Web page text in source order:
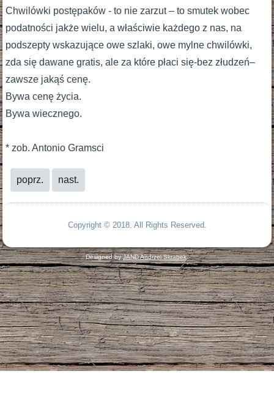
Chwilówki postępaków - to nie zarzut – to smutek wobec
podatności jakże wielu, a właściwie każdego z nas, na
podszepty wskazujące owe szlaki, owe mylne chwilówki,
zda się dawane gratis, ale za które płaci się-bez złudzeń–
zawsze jakąś cenę.
Bywa cenę życia.
Bywa wiecznego.
* zob. Antonio Gramsci
poprz. nast.
Copyright © 2018. All Rights Reserved.
Designed byJAND Andrzej Skrabek.